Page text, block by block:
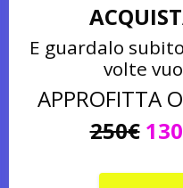
E guardalo
volte
APPROFITTA
250€